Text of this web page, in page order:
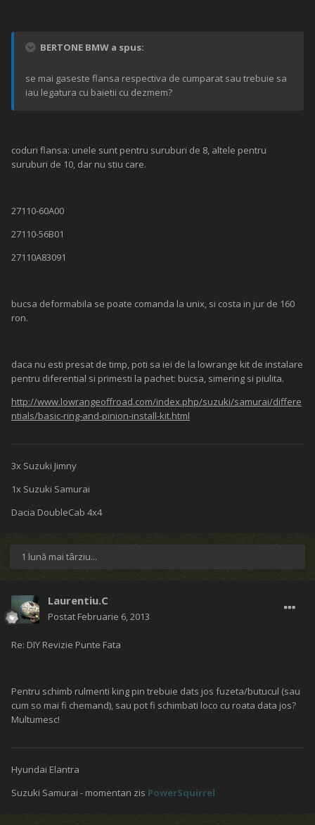
BERTONE BMW a spus:
se mai gaseste flansa respectiva de cumparat sau trebuie sa
iau legatura cu baietii cu dezmem?
coduri flansa: unele sunt pentru suruburi de 8, altele pentru
suruburi de 10, dar nu stiu care.
27110-60A00
27110-56B01
27110A83091
bucsa deformabila se poate comanda la unix, si costa in jur de 160
ron.
daca nu esti presat de timp, poti sa iei de la lowrange kit de instalare
pentru diferential si primesti la pachet: bucsa, simering si piulita.
http://www.lowrangeoffroad.com/index.php/suzuki/samurai/differe
ntials/basic-ring-and-pinion-install-kit.html
3x Suzuki Jimny
1x Suzuki Samurai
Dacia DoubleCab 4x4
1 lună mai târziu...
Laurentiu.C
Postat Februarie 6, 2013
Re: DIY Revizie Punte Fata
Pentru schimb rulmenti king pin trebuie dats jos fuzeta/butucul (sau
cum so mai fi chemand), sau pot fi schimbati loco cu roata data jos?
Multumesc!
Hyundai Elantra
Suzuki Samurai - momentan zis PowerSquirrel